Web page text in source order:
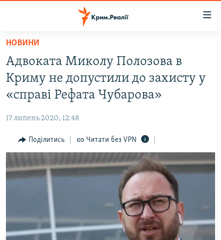
Перейти
основного
матеріалу
Перейти
до
основної
Перейти
до
ВОДА.КРИМ
ВІДЕО ТА ФОТО
БЛОГИ
ПОГЛЯД
ІНТЕРВ'Ю
ВСЕ ЗА ДЕНЬ
СПЕЦПРОЕКТИ
ВІДЕОУРОКИ «ELIFBE»
НОВИНИ
Адвоката Миколу Полозова в
Криму не допустили до захисту у
«справі Рефата Чубарова»
17 липень 2020, 12:48
Поділитись Читати без VPN